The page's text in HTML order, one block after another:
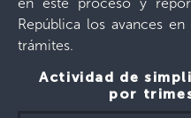
República los avances
trámites.
Actividad de
por